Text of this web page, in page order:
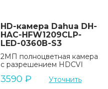
HD-камера Dahua DH-
HAC-HFW1209CLP-
LED-0360B-S3
2МП полноцветная камера
с разрешением HDCVI
3590 ₽ Уточнить